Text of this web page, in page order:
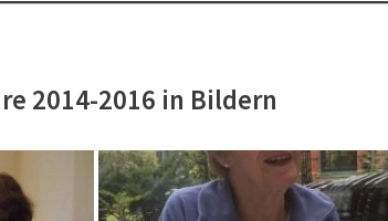
2014-2016 in Bildern